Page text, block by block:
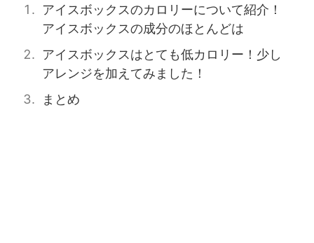
アイスボックスのカロリーについて紹介！
アイスボックスの成分のほとんどは
アイスボックスはとても低カロリー！少し
アレンジを加えてみました！
まとめ